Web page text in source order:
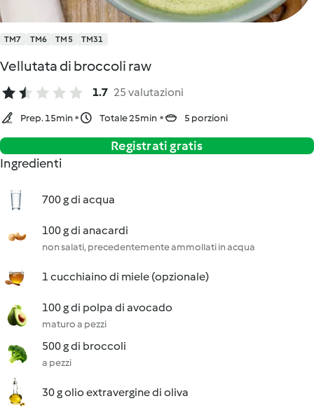
TM7 TM6 TM5 TM31
Vellutata di broccoli raw
1.7 25 valutazioni
Prep. 15min Totale 25min 5 porzioni
Registrati gratis
Ingredienti
700 g di acqua
100 g di anacardi
non salati, precedentemente ammollati in acqua
1 cucchiaino di miele (opzionale)
100 g di polpa di avocado
maturo a pezzi
500 g di broccoli
a pezzi
30 g olio extravergine di oliva